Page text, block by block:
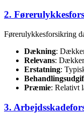
2.
Førerulykkesforsikring
Dækning:
Relevans:
Erstatning:
Præmie: Relativt
3.